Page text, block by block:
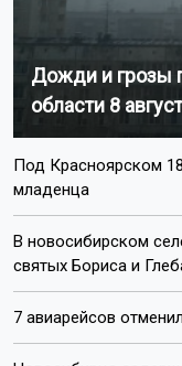
Дожди и грозы
области 8
Под Красноярском
младенца
В новосибирском
святых Бориса и
7 авиарейсов